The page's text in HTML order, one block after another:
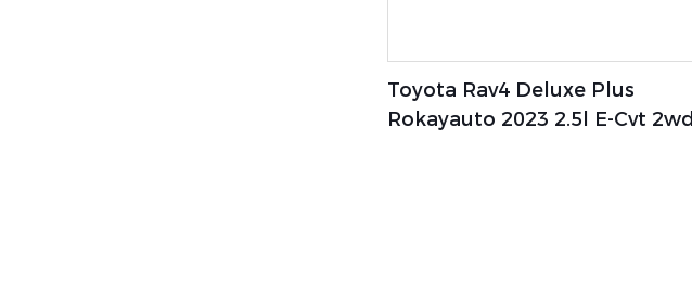
Toyota Rav4 Deluxe Plus
Rokayauto 2023 2.5l E-Cvt 2wd